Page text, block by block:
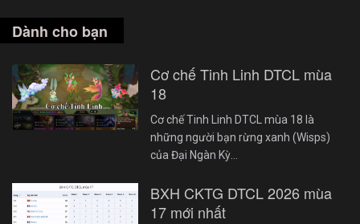
Dành cho bạn
Cơ chế Tinh Linh DTCL mùa
18
Cơ chế Tinh Linh DTCL mùa 18 là
những người bạn rừng xanh (Wisps)
của Đại Ngàn Kỳ…
BXH CKTG DTCL 2026 mùa
17 mới nhất